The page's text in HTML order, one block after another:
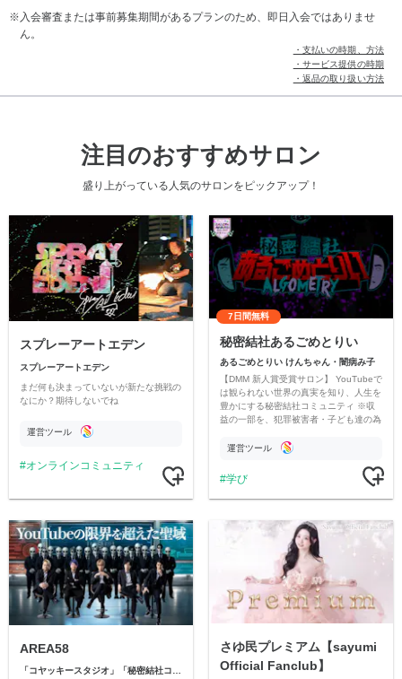
入会審査または事前募集期間があるプランのため、即日入会ではありませ
ん。
・支払いの時期、方法
・サービス提供の時期
・返品の取り扱い方法
注目のおすすめサロン
盛り上がっている人気のサロンをピックアップ！
スプレーアートエデン
スプレーアートエデン
まだ何も決まっていないが新たな挑戦の
なにか？期待しないでね
運営ツール
オンラインコミュニティ
7日間無料
秘密結社あるごめとりい
あるごめとりい けんちゃん・闇病み子
【DMM 新人賞受賞サロン】 YouTubeで
は観られない世界の真実を知り、人生を
豊かにする秘密結社コミュニティ ※収
益の一部を、犯罪被害者・子ども達の為
す運営ツール
学び
AREA58
さゆ民プレミアム【sayumi
Official Fanclub】